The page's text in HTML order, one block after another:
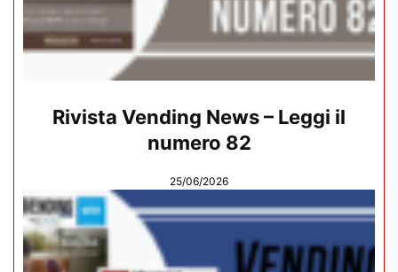
Rivista Vending News – Leggi il
numero 82
25/06/2026